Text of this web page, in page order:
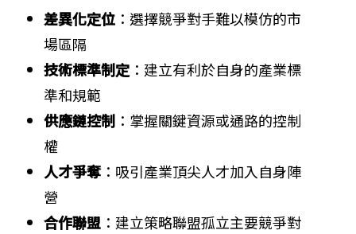
差異化定位 ：選擇競爭對手難以模仿的市
場區隔
技術標準制定 ：建立有利於自身的產業標
準和規範
供應鏈控制 ：掌握關鍵資源或通路的控制
權
人才爭奪：吸引產業頂尖人才加入自身陣
營
合作聯盟 ：建立策略聯盟孤立主要競爭對